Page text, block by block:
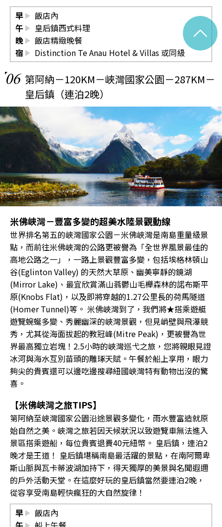
早
飯店內
午
皇后鎮西式料理
晚
飯店精緻晚餐
宿
Distinction Te Anau Hotel & Villas 或同級
06 第阿納－120KM－峽灣國家公園－287KM－
皇后鎮（連泊2晚）
米佛峽灣－豐富多變的超美水陸景觀動線
世界排名第五的峽灣國家公園－米佛峽灣是南島重量級景
點，而前往米佛峽灣的公路更被譽為「全世界風景最佳的
高地公路之一」，一路上景觀豐富多變，包括埃格林頓山
谷(Eglinton Valley) 的天然大草原、幽美寧靜的鏡湖
(Mirror Lake)、最宜欣賞滿山蓊鬱山毛櫸森林的諾布斯平
原(Knobs Flat)，以及即將穿越的1.27公里長的荷馬隧道
(Homer Tunnel)等。 米佛峽灣到了，我們將★搭乘遊艇
遊覽蜿蜒多變、秀麗幽深的峽灣景觀，但見峭壁與飛瀑競
秀，尤其從海面拔起的教冠峰(Mitre Peak)，更被譽為世
界最高獨立岩塊！2.5小時的峽灣巡弋之旅，您將親眼見證
冰河與海水互別苗頭的雕琢天賦。午餐於船上享用，眼力
夠尖的貴賓還可以邊吃邊搜尋紐國峽灣特有動物出沒的驚
喜。
【米佛峽灣之旅TIPS】
第阿納至峽灣國家公園沿途景觀多變化，雨水豐富造就原
始自然之美。峽灣之旅若因天候狀況以致遊覽車無法進入
景區搭乘遊船，每位貴賓退費40元紐幣。 皇后鎮，連泊2
晚才是王道！ 皇后鎮堪稱南島最活躍的景點，在南阿爾卑
斯山脈與瓦卡蒂波湖加持下，得天獨厚的美景與名聞遐邇
的戶外活動天堂。在這麼好玩的皇后鎮當然要連泊2晚，
從容享受南島輕快瘋狂的大自然旋律！
早
飯店內
^